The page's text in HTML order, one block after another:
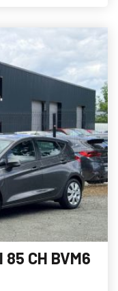
85 CH BVM6